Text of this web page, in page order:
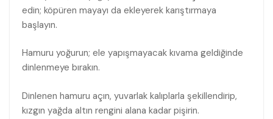
edin; köpüren mayayı da ekleyerek karıştırmaya
başlayın.
Hamuru yoğurun; ele yapışmayacak kıvama geldiğinde
dinlenmeye bırakın.
Dinlenen hamuru açın, yuvarlak kalıplarla şekillendirip,
kızgın yağda altın rengini alana kadar pişirin.